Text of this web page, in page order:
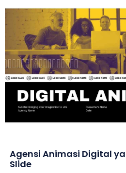
Agensi Animasi Digital
Slide